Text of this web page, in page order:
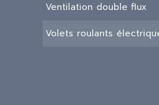
Ventilation double flux
Volets roulants